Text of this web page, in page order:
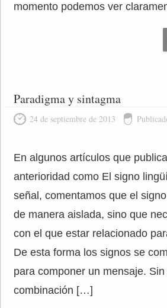
momento podemos ver
Paradigma y sintagma
24 de septiembre de 2013
En algunos artículos que
anterioridad como El signo
señal, comentamos que el
de manera aislada, sino que
con el que estar relacionado
De esta forma los signos se
para componer un mensaje.
combinación […]